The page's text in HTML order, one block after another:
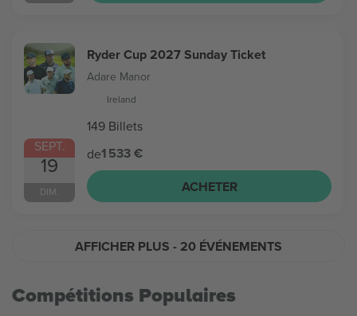
SEPT.
19
DIM.
Ryder Cup 2027 Sunday Ticket
Adare Manor
Ireland
149 Billets
de1 533 €
ACHETER
AFFICHER PLUS - 20 ÉVÉNEMENTS
Compétitions Populaires